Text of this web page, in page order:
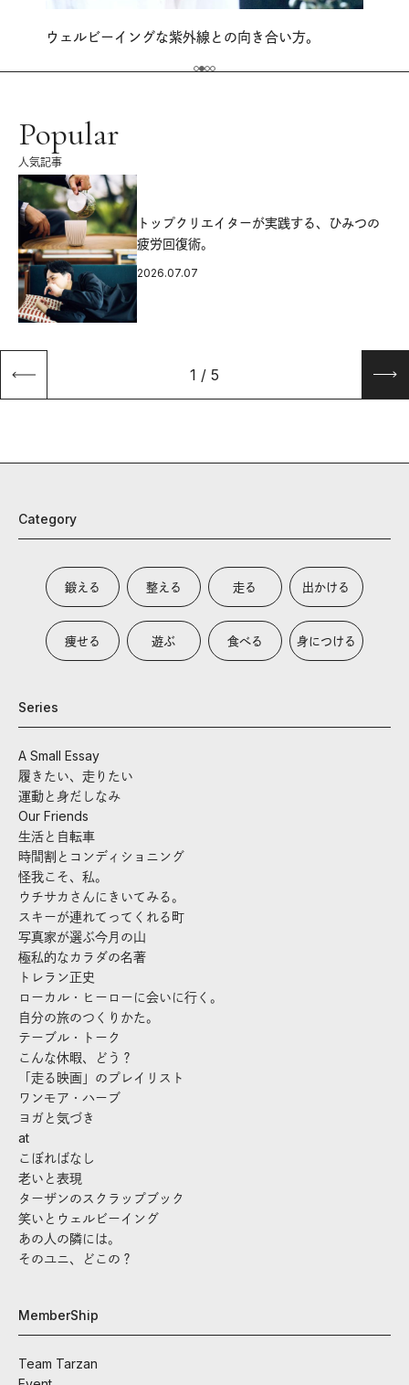
ウェルビーイングな紫外線との向き合い方。
Popular
人気記事
トップクリエイターが実践する、ひみつの
疲労回復術。
2026.07.07
1 / 5
Category
鍛える 整える 走る 出かける
痩せる 遊ぶ 食べる 身につける
Series
A Small Essay
履きたい、走りたい
運動と身だしなみ
Our Friends
生活と自転車
時間割とコンディショニング
怪我こそ、私。
ウチサカさんにきいてみる。
スキーが連れてってくれる町
写真家が選ぶ今月の山
極私的なカラダの名著
トレラン正史
ローカル・ヒーローに会いに行く。
自分の旅のつくりかた。
テーブル・トーク
こんな休暇、どう？
「走る映画」のプレイリスト
ワンモア・ハーブ
ヨガと気づき
at
こぼればなし
老いと表現
ターザンのスクラップブック
笑いとウェルビーイング
あの人の隣には。
そのユニ、どこの？
MemberShip
Team Tarzan